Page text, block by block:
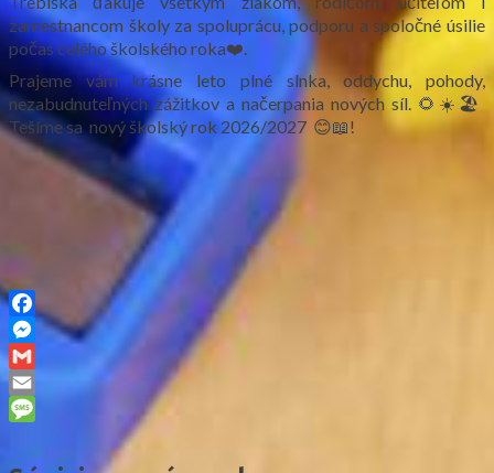
zamestnancom školy za spoluprácu, podporu a spoločné úsilie
počas celého školského roka❤️.
Prajeme vám krásne leto plné slnka, oddychu, pohody,
nezabudnuteľných zážitkov a načerpania nových síl. 🌻☀️🏖️
Tešíme sa nový školský rok 2026/2027 😊📖!
Facebook
Messenger
Gmail
Email